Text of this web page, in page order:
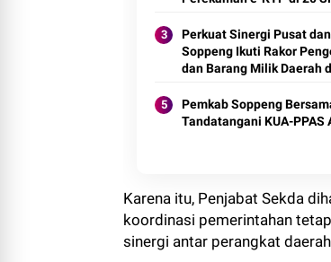
Perkuat Sinergi Pusat
Soppeng Ikuti Rakor
dan Barang Milik Daerah
Pemkab Soppeng
Tandatangani KUA-PPAS
Karena itu, Penjabat Sekda
koordinasi pemerintahan
sinergi antar perangkat